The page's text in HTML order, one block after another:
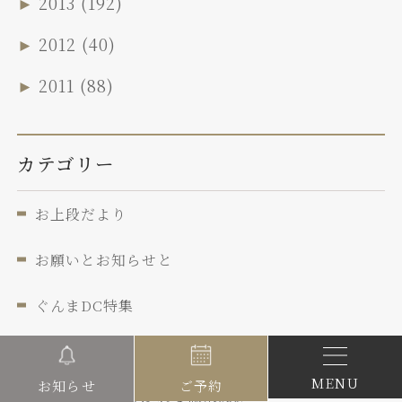
► 2012 (40)
► 2011 (88)
カテゴリー
お上段だより
お願いとお知らせと
ぐんまDC特集
たむらの年中行事
ハローキティあふれる温泉関連
お知らせ ご予約 MENU